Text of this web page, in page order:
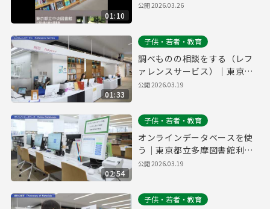
01:10
公開2026.03.26
01:33
子供・若者・教育
調べものの相談をする（レフ
ァレンスサービス）｜東京都
立多摩図書館利用案内#6
公開2026.03.19
02:54
子供・若者・教育
オンラインデータベースを使
う｜東京都立多摩図書館利用
案内#5
公開2026.03.19
子供・若者・教育